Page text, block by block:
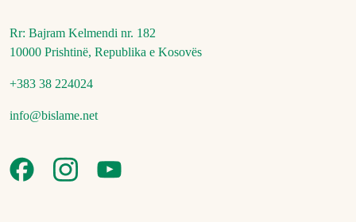
Rr: Bajram Kelmendi nr. 182
10000 Prishtinë, Republika e Kosovës
+383 38 224024
info@bislame.net